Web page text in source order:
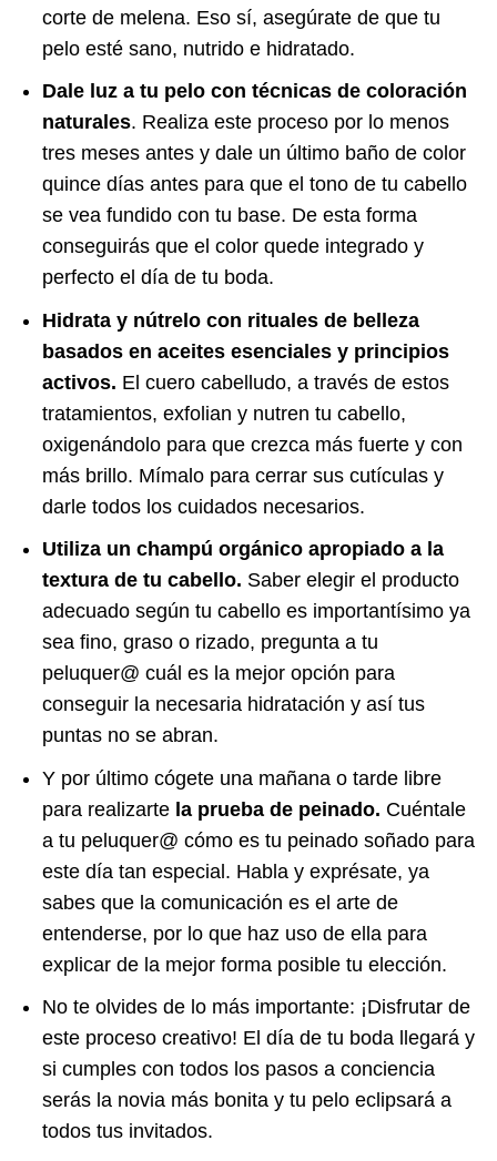
corte de melena. Eso sí, asegúrate de que tu
pelo esté sano, nutrido e hidratado.
Dale luz a tu pelo con técnicas de coloración
naturales. Realiza este proceso por lo menos
tres meses antes y dale un último baño de color
quince días antes para que el tono de tu cabello
se vea fundido con tu base. De esta forma
conseguirás que el color quede integrado y
perfecto el día de tu boda.
Hidrata y nútrelo con rituales de belleza
basados en aceites esenciales y principios
activos. El cuero cabelludo, a través de estos
tratamientos, exfolian y nutren tu cabello,
oxigenándolo para que crezca más fuerte y con
más brillo. Mímalo para cerrar sus cutículas y
darle todos los cuidados necesarios.
Utiliza un champú orgánico apropiado a la
textura de tu cabello. Saber elegir el producto
adecuado según tu cabello es importantísimo ya
sea fino, graso o rizado, pregunta a tu
peluquer@ cuál es la mejor opción para
conseguir la necesaria hidratación y así tus
puntas no se abran.
Y por último cógete una mañana o tarde libre
para realizarte la prueba de peinado. Cuéntale
a tu peluquer@ cómo es tu peinado soñado para
este día tan especial. Habla y exprésate, ya
sabes que la comunicación es el arte de
entenderse, por lo que haz uso de ella para
explicar de la mejor forma posible tu elección.
No te olvides de lo más importante: ¡Disfrutar de
este proceso creativo! El día de tu boda llegará y
si cumples con todos los pasos a conciencia
serás la novia más bonita y tu pelo eclipsará a
todos tus invitados.